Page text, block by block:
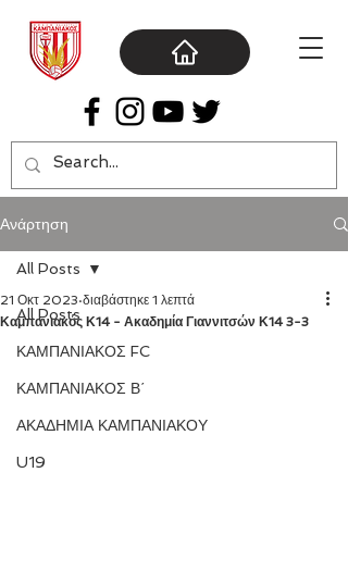
Ανάρτηση
All Posts
ΚΑΜΠΑΝΙΑΚΟΣ FC
ΚΑΜΠΑΝΙΑΚΟΣ Β΄
ΑΚΑΔΗΜΙΑ ΚΑΜΠΑΝΙΑΚΟΥ
U19
All Posts
Καμπανιακός Κ14 - Ακαδημία Γιαννιτσών Κ14 3-3
21 Οκτ 2023 διαβάστηκε 1 λεπτά